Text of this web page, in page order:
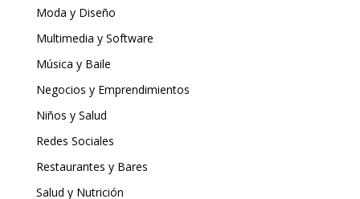
Moda y Diseño
Multimedia y Software
Música y Baile
Negocios y Emprendimientos
Niños y Salud
Redes Sociales
Restaurantes y Bares
Salud y Nutrición